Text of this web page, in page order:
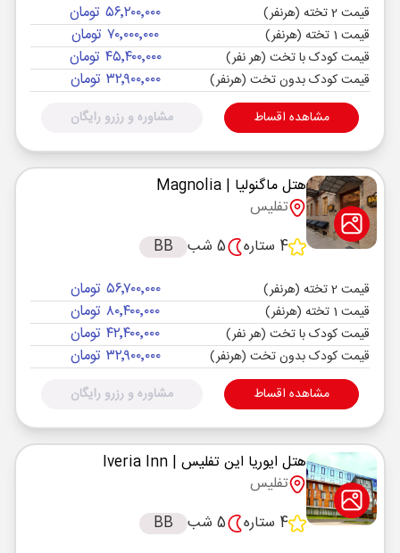
قیمت 2 تخته (هرنفر) ۵۶٬۲۰۰٬۰۰۰ تومان
قیمت 1 تخته (هرنفر) ۷۰٬۰۰۰٬۰۰۰ تومان
قیمت کودک با تخت (هر نفر) ۴۵٬۴۰۰٬۰۰۰ تومان
قیمت کودک بدون تخت (هرنفر) ۳۲٬۹۰۰٬۰۰۰ تومان
مشاهده اقساط مشاوره و رزرو رایگان
هتل ماگنولیا | Magnolia
تفلیس
4 ستاره
5 شب BB
قیمت 2 تخته (هرنفر) ۵۶٬۷۰۰٬۰۰۰ تومان
قیمت 1 تخته (هرنفر) ۸۰٬۴۰۰٬۰۰۰ تومان
قیمت کودک با تخت (هر نفر) ۴۲٬۴۰۰٬۰۰۰ تومان
قیمت کودک بدون تخت (هرنفر) ۳۲٬۹۰۰٬۰۰۰ تومان
مشاهده اقساط مشاوره و رزرو رایگان
هتل ایوریا این تفلیس | Iveria Inn
تفلیس
4 ستاره
5 شب BB